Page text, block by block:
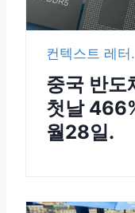
컨텍스트 레터.
중국 반도
첫날
월28일.